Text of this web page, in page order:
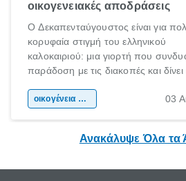
οικογενειακές αποδράσεις
Ο Δεκαπενταύγουστος είναι για
κορυφαία στιγμή του ελληνικού
καλοκαιριού: μια γιορτή που
παράδοση με τις διακοπές και δίνει
χώρας. Είτε πρόκειται για λίγες
οικογένεια & παιδί 03
Ανακάλυψε Όλα τα